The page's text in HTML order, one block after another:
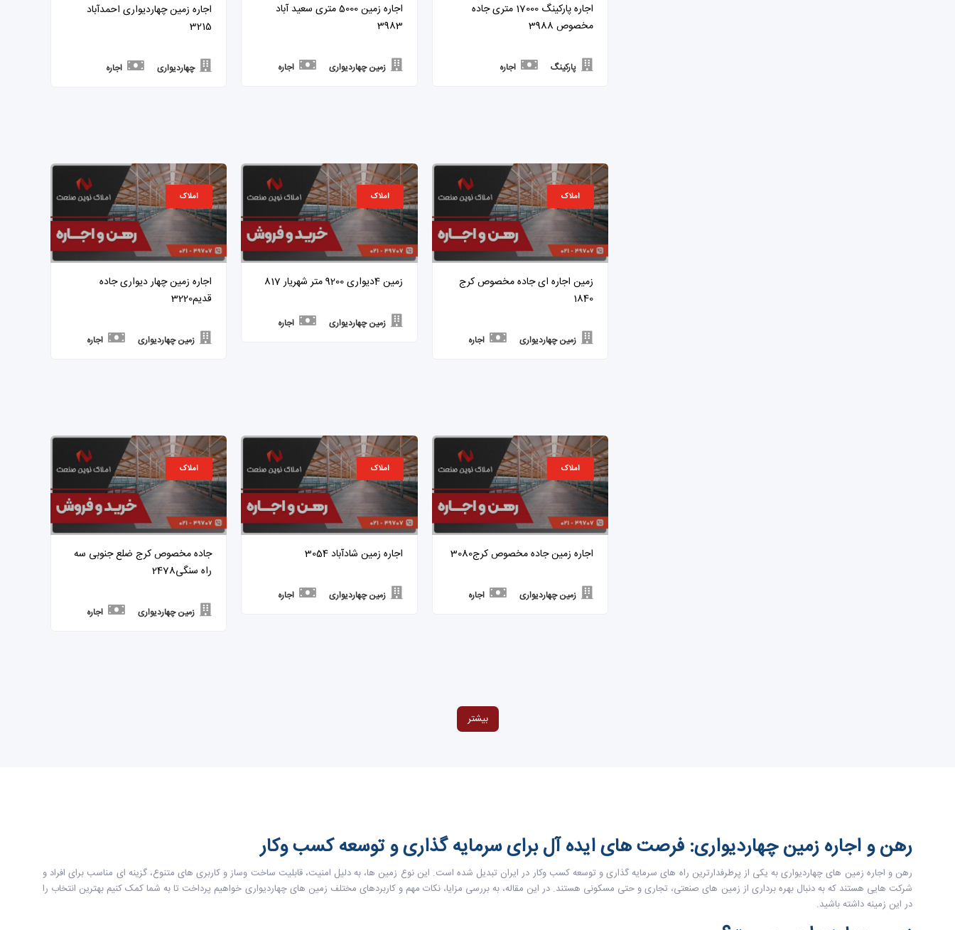
اجاره پارکینگ 17000 متری جاده
مخصوص 3988
پارکینگ اجاره
اجاره زمین 5000 متری سعید آباد
3983
زمین چهاردیواری اجاره
اجاره زمین چهاردیواری احمدآباد
3215
چهاردیواری اجاره
املاک
زمین اجاره ای جاده مخصوص کرج
1840
زمین چهاردیواری اجاره
املاک
زمین 4دیواری 9200 متر شهریار 817
زمین چهاردیواری اجاره
املاک
اجاره زمین چهار دیواری جاده
قدیم3220
زمین چهاردیواری اجاره
املاک
اجاره زمین جاده مخصوص کرج3080
زمین چهاردیواری اجاره
املاک
اجاره زمین شادآباد 3054
زمین چهاردیواری اجاره
املاک
جاده مخصوص کرج ضلع جنوبی سه
راه سنگی2478
زمین چهاردیواری اجاره
بیشتر
رهن و اجاره زمین چهاردیواری: فرصت های ایده آل برای سرمایه گذاری و توسعه کسب وکار
رهن و اجاره زمین های چهاردیواری به یکی از پرطرفدارترین راه های سرمایه گذاری و توسعه کسب وکار در ایران تبدیل شده است. این نوع زمین ها، به دلیل امنیت، قابلیت ساخت وساز و کاربری های متنوع، گزینه ای مناسب برای افراد و
شرکت هایی هستند که به دنبال بهره برداری از زمین های صنعتی، تجاری و حتی مسکونی هستند. در این مقاله، به بررسی مزایا، نکات مهم و کاربردهای مختلف زمین های چهاردیواری خواهیم پرداخت تا به شما کمک کنیم بهترین انتخاب را
در این زمینه داشته باشید.